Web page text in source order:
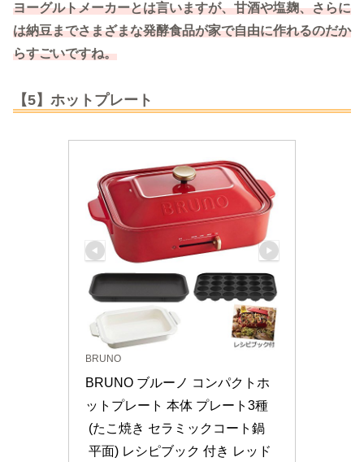
ヨーグルトメーカーとは言いますが、甘酒や塩麹、さらに
は納豆までさまざまな発酵食品が家で自由に作れるのだか
らすごいですね。
【5】ホットプレート
BRUNO
BRUNO ブルーノ コンパクトホ
ットプレート 本体 プレート3種
(たこ焼き セラミックコート鍋
平面) レシピブック 付き レッド